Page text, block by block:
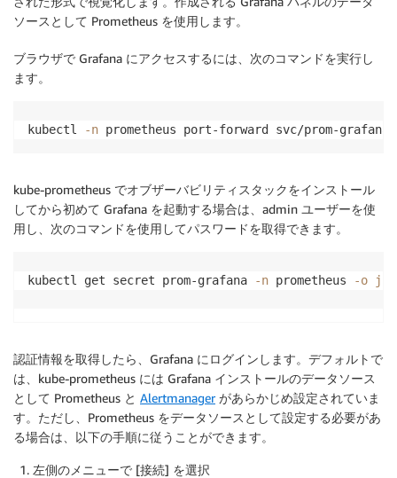
ソースとして Prometheus を使用します。
ブラウザで Grafana にアクセスするには、次のコマンドを実行し
ます。
kubectl -n prometheus port-forward svc/prom-grafana
kube-prometheus でオブザーバビリティスタックをインストール
してから初めて Grafana を起動する場合は、admin ユーザーを使
用し、次のコマンドを使用してパスワードを取得できます。
kubectl get secret prom-grafana -n prometheus -o
認証情報を取得したら、Grafana にログインします。デフォルトで
は、kube-prometheus には Grafana インストールのデータソース
として Prometheus と Alertmanagerがあらかじめ設定されていま
す。ただし、Prometheus をデータソースとして設定する必要があ
る場合は、以下の手順に従うことができます。
左側のメニューで [接続] を選択